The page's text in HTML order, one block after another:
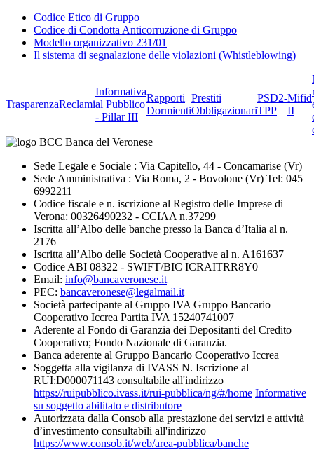
Codice Etico di Gruppo
Codice di Condotta Anticorruzione di Gruppo
Modello organizzativo 231/01
Il sistema di segnalazione delle violazioni (Whistleblowing)
TrasparenzaReclami
Informativa
al Pubblico
- Pillar III
Rapporti
Dormienti
Prestiti
Obbligazionari
PSD2-
TPP
Mifid
II
Sede Legale e Sociale : Via Capitello, 44 - Concamarise (Vr)
Sede Amministrativa : Via Roma, 2 - Bovolone (Vr) Tel: 045
6992211
Codice fiscale e n. iscrizione al Registro delle Imprese di
Verona: 00326490232 - CCIAA n.37299
Iscritta all’Albo delle banche presso la Banca d’Italia al n.
2176
Iscritta all’Albo delle Società Cooperative al n. A161637
Codice ABI 08322 - SWIFT/BIC ICRAITRR8Y0
Email: info@bancaveronese.it
PEC: bancaveronese@legalmail.it
Società partecipante al Gruppo IVA Gruppo Bancario
Cooperativo Iccrea Partita IVA 15240741007
Aderente al Fondo di Garanzia dei Depositanti del Credito
Cooperativo; Fondo Nazionale di Garanzia.
Banca aderente al Gruppo Bancario Cooperativo Iccrea
Soggetta alla vigilanza di IVASS N. Iscrizione al
RUI:D000071143 consultabile all'indirizzo
https://ruipubblico.ivass.it/rui-pubblica/ng/#/home Informative
su soggetto abilitato e distributore
Autorizzata dalla Consob alla prestazione dei servizi e attività
d’investimento consultabili all'indirizzo
https://www.consob.it/web/area-pubblica/banche